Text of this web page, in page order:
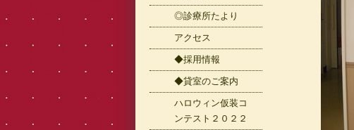
◎診療所たより
アクセス
◆採用情報
◆貸室のご案内
ハロウィン仮装コ
ンテスト２０２２